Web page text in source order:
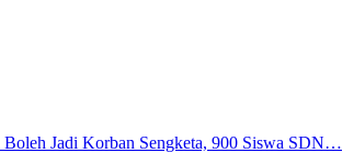
Boleh Jadi Korban Sengketa, 900 Siswa SDN…